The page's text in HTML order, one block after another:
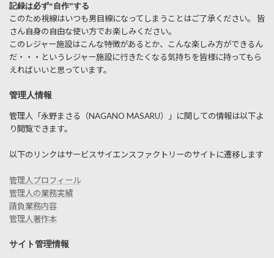
記録は必ず“自作”する
このため視線はいつも男目線になってしまうことはご了承ください。 皆
さん自身の自由な使い方でお楽しみください。
このレジャー施設はこんな特徴があるとか、こんな楽しみ方ができるん
だ・・・というレジャー施設に行きたくなる気持ちを皆様に持ってもら
えればいいと思っています。
管理人情報
管理人「永野まさる（NAGANO MASARU）」に関しての情報は以下よ
り閲覧できます。
以下のリンクはサービスサイエンスファクトリーのサイトに遷移します
管理人プロフィール
管理人の業務実績
請負業務内容
管理人著作本
サイト管理情報